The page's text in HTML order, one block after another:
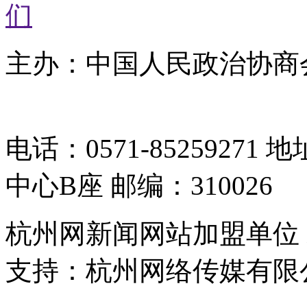
们
主办：中国人民政治协
电话：0571-85259271
中心B座 邮编：310026
杭州网新闻网站加盟单
支持：杭州网络传媒有限